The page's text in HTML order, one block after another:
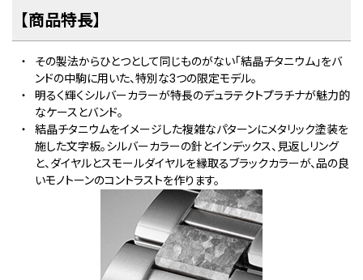
【商品特⻑】
その製法からひとつとして同じものがない「結晶チタニウム」をバ
ンドの中駒に用いた、特別な3つの限定モデル。
明るく輝くシルバーカラーが特長のデュラテクトプラチナが魅力的
なケースとバンド。
結晶チタニウムをイメージした複雑なパターンにメタリック塗装を
施した文字板。シルバーカラーの針とインデックス、見返しリング
と、ダイヤルとスモールダイヤルを縁取るブラックカラーが、品の良
いモノトーンのコントラストを作ります。